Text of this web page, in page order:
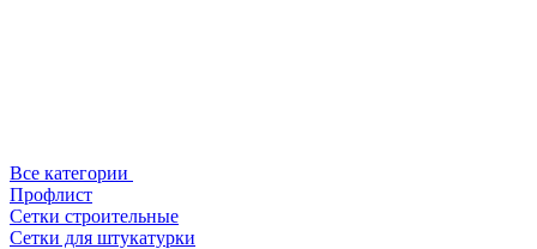
Все категории
Профлист
Сетки строительные
Сетки для штукатурки